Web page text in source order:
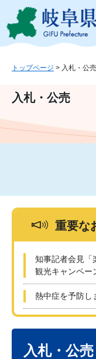
ジ
ュ
文
トップページ > 入札・公売
入札・公売
重要な
知事記者会見「
観光キャンペー
熱中症を予防し
入札・公売